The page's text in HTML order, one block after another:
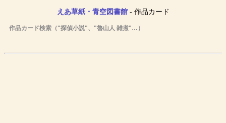
えあ草紙・青空図書館- 作品カード
作品カード検索（"探偵小説"、"魯山人 雑煮"…）